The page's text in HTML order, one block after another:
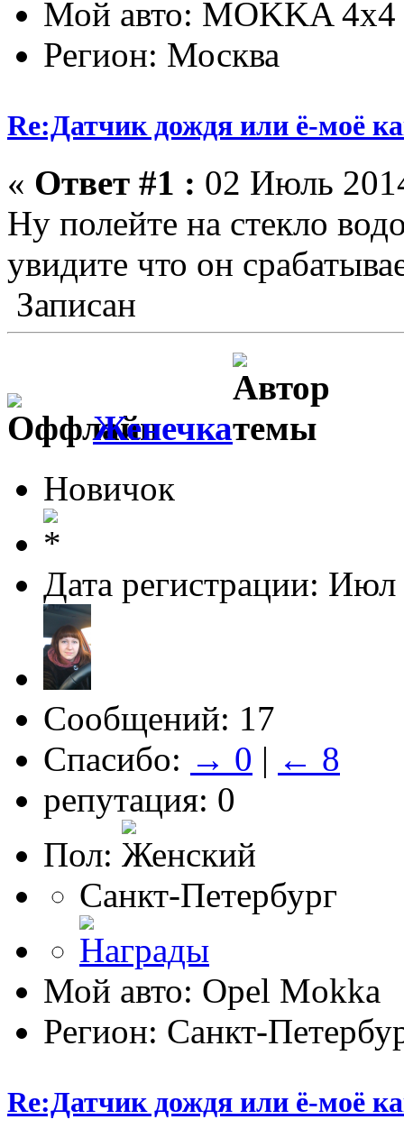
Мой авто: MOKKA 4x4
Регион: Москва
Re:Датчик дождя или ё-моё
« Ответ #1 : 02 Июль
Ну полейте на стекло
увидите что он
Записан
Женечка
Новичок
Дата регистрации:
Сообщений: 17
Спасибо: → 0 | ← 8
репутация: 0
Пол:
Санкт-Петербург
Мой авто: Оpel Mokka
Регион: Санкт-
Re:Датчик дождя или ё-моё